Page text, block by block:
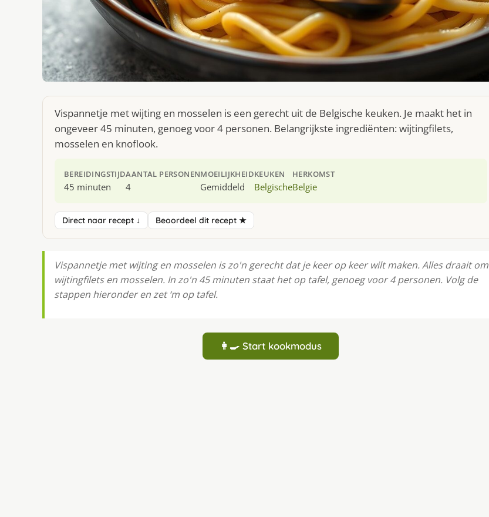
Vispannetje met wijting en mosselen is een gerecht uit de Belgische keuken. Je maakt het in
ongeveer 45 minuten, genoeg voor 4 personen. Belangrijkste ingrediënten: wijtingfilets,
mosselen en knoflook.
BEREIDINGSTIJD
45 minuten
AANTAL PERSONEN
4
MOEILIJKHEID
Gemiddeld
KEUKEN
Belgische
HERKOMST
Belgie
Direct naar recept ↓ Beoordeel dit recept ★
Vispannetje met wijting en mosselen is zo'n gerecht dat je keer op keer wilt maken. Alles draait om
wijtingfilets en mosselen. In zo'n 45 minuten staat het op tafel, genoeg voor 4 personen. Volg de
stappen hieronder en zet ‘m op tafel.
👩‍🍳 Start kookmodus